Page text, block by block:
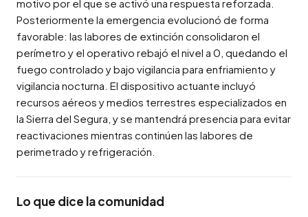
motivo por el que se activó una respuesta reforzada.
Posteriormente la emergencia evolucionó de forma
favorable: las labores de extinción consolidaron el
perímetro y el operativo rebajó el nivel a 0, quedando el
fuego controlado y bajo vigilancia para enfriamiento y
vigilancia nocturna. El dispositivo actuante incluyó
recursos aéreos y medios terrestres especializados en
la Sierra del Segura, y se mantendrá presencia para evitar
reactivaciones mientras continúen las labores de
perimetrado y refrigeración.
Lo que dice la comunidad